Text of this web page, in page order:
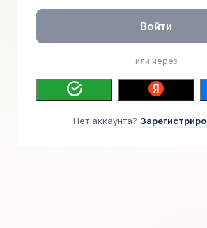
Войти
или через
Нет аккаунта?